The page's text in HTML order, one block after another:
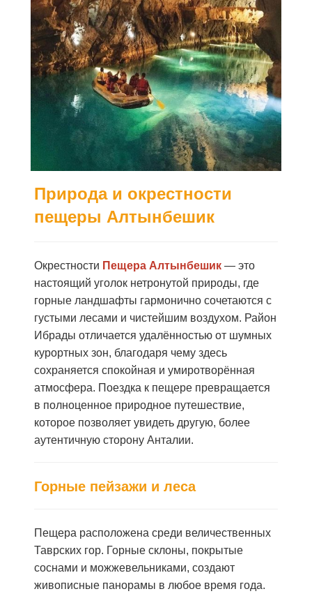
Природа и окрестности
пещеры Алтынбешик
Окрестности Пещера Алтынбешик — это
настоящий уголок нетронутой природы, где
горные ландшафты гармонично сочетаются с
густыми лесами и чистейшим воздухом. Район
Ибрады отличается удалённостью от шумных
курортных зон, благодаря чему здесь
сохраняется спокойная и умиротворённая
атмосфера. Поездка к пещере превращается
в полноценное природное путешествие,
которое позволяет увидеть другую, более
аутентичную сторону Анталии.
Горные пейзажи и леса
Пещера расположена среди величественных
Таврских гор. Горные склоны, покрытые
соснами и можжевельниками, создают
живописные панорамы в любое время года.